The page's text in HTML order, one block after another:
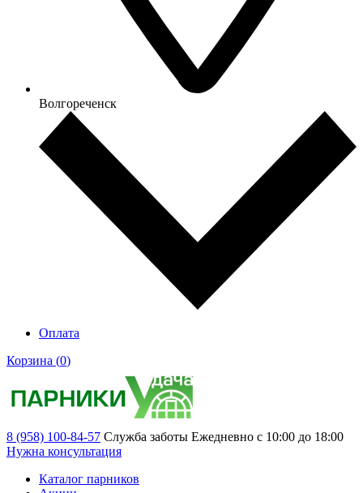
Волгореченск
Оплата
Корзина (0)
8 (958) 100-84-57 Служба заботы Ежедневно с 10:00 до 18:00
Нужна консультация
Каталог парников